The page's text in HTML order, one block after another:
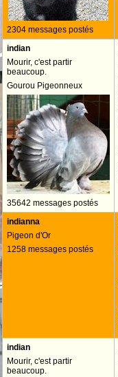
2304 messages postés
indian
Mourir, c'est partir
beaucoup.
Gourou Pigeonneux
35642 messages postés
indianna
Pigeon d'Or
1258 messages postés
indian
Mourir, c'est partir
beaucoup.